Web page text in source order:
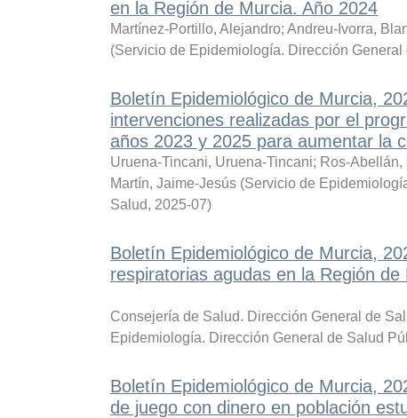
en la Región de Murcia. Año 2024
Martínez-Portillo, Alejandro; Andreu-Ivorra,
(Servicio de Epidemiología. Dirección
Boletín Epidemiológico de Murcia,
intervenciones realizadas por el
años 2023 y 2025 para aumentar la
Uruena-Tincani, Uruena-Tincani; Ros-
Martín, Jaime-Jesús (Servicio de
Salud, 2025-07)
Boletín Epidemiológico de Murcia,
respiratorias agudas en la Región
Consejería de Salud. Dirección General de
Epidemiología. Dirección General de Salud
Boletín Epidemiológico de Murcia,
de juego con dinero en población